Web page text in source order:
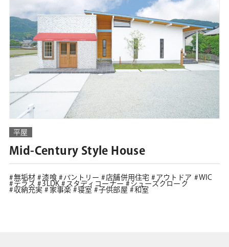
平屋
Mid-Century Style House
無垢材 漆喰 パントリー 店舗併用住宅 アウトドア
WIC
テラス
3LDK スタディコーナー
シューズクローク
収納充実
家事楽 寝室 子供部屋 和室